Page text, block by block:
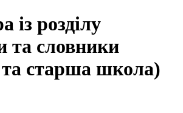
із розділу
та словники
старша школа)